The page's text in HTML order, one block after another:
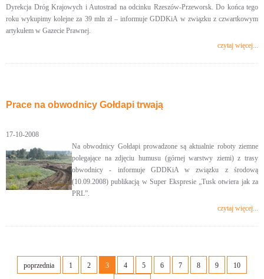
Dyrekcja Dróg Krajowych i Autostrad na odcinku Rzeszów-Przeworsk. Do końca tego
roku wykupimy kolejne za 39 mln zł – informuje GDDKiA w związku z czwartkowym
artykułem w Gazecie Prawnej.
czytaj więcej...
Prace na obwodnicy Gołdapi trwają
17-10-2008
Na obwodnicy Gołdapi prowadzone są aktualnie roboty ziemne
polegające na zdjęciu humusu (górnej warstwy ziemi) z trasy
obwodnicy - informuje GDDKiA w związku z środową
(10.09.2008) publikacją w Super Ekspresie „Tusk otwiera jak za
PRL”.
czytaj więcej...
poprzednia 1 2 3 4 5 6 7 8 9 10